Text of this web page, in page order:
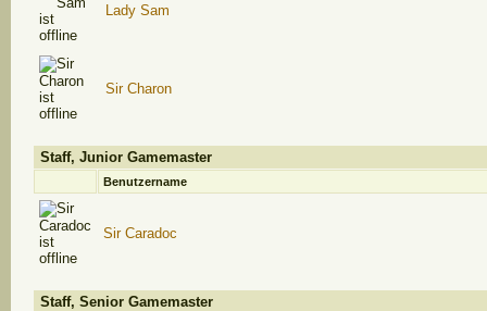
Lady Sam
Sir Charon
Staff, Junior Gamemaster
Benutzername
Sir Caradoc
Staff, Senior Gamemaster